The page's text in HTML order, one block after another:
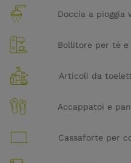
Doccia a pioggia
Bollitore per tè e
Articoli da
Accappatoi e
Cassaforte per